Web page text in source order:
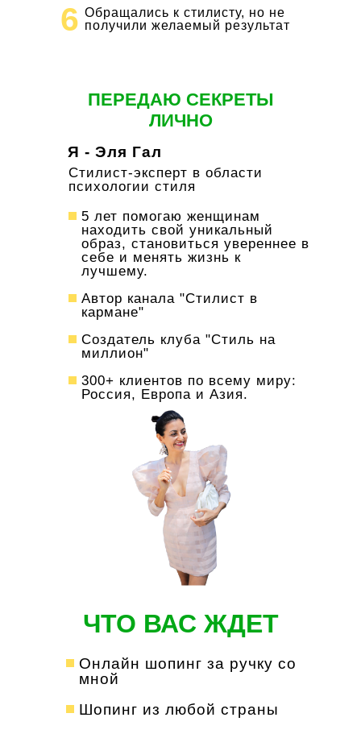
6 Обращались к стилисту, но не
получили желаемый результат
ПЕРЕДАЮ СЕКРЕТЫ
ЛИЧНО
5 лет помогаю женщинам
находить свой уникальный
образ, становиться увереннее в
себе и менять жизнь к
лучшему.
Автор канала "Стилист в
кармане"
Создатель клуба "Стиль на
миллион"
300+ клиентов по всему миру:
Россия, Европа и Азия.
Я - Эля Гал
Стилист-эксперт в области
психологии стиля
ЧТО ВАС ЖДЕТ
Онлайн шопинг за ручку со
мной
Шопинг из любой страны